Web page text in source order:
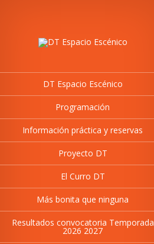
DT Espacio Escénico
Programación
Información práctica y reservas
Proyecto DT
El Curro DT
Más bonita que ninguna
Resultados convocatoria Temporada
2026 2027